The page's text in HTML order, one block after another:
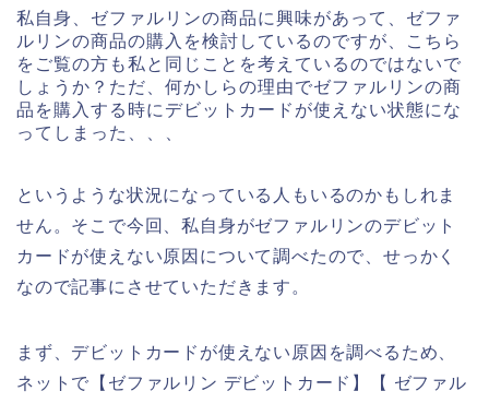
私自身、ゼファルリンの商品に興味があって、ゼファ
ルリンの商品の購入を検討しているのですが、こちら
をご覧の方も私と同じことを考えているのではないで
しょうか？ただ、何かしらの理由でゼファルリンの商
品を購入する時にデビットカードが使えない状態にな
ってしまった、、、
というような状況になっている人もいるのかもしれま
せん。そこで今回、私自身がゼファルリンのデビット
カードが使えない原因について調べたので、せっかく
なので記事にさせていただきます。
まず、デビットカードが使えない原因を調べるため、
ネットで【ゼファルリン デビットカード】【 ゼファル